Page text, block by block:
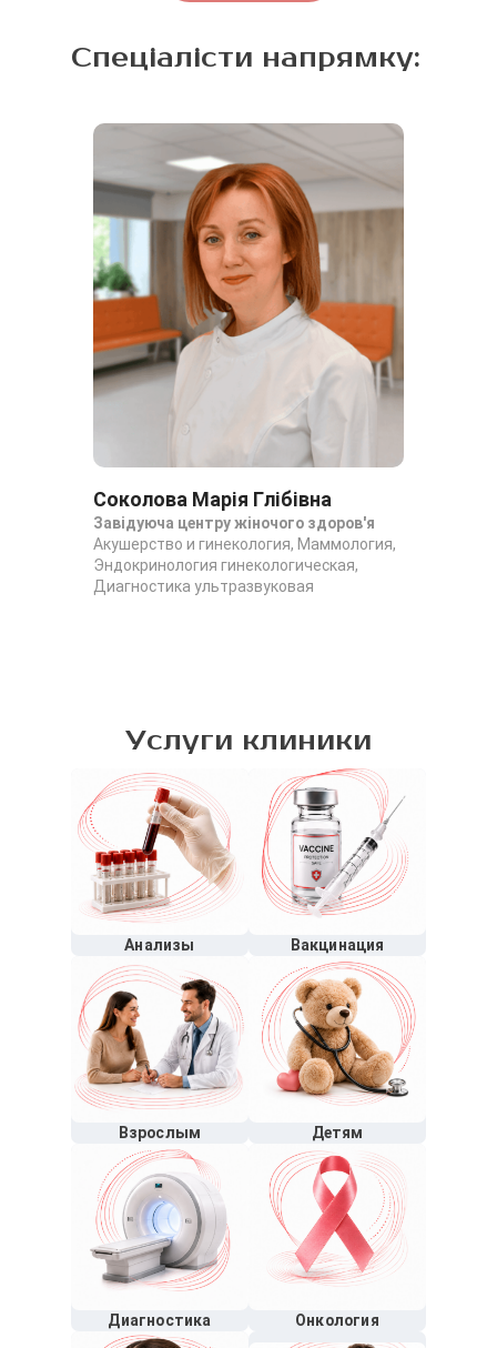
Спеціалісти напрямку:
Соколова Марія Глібівна
Завідуюча центру жіночого здоров'я
Акушерство и гинекология, Маммология,
Эндокринология гинекологическая,
Диагностика ультразвуковая
Услуги клиники
Анализы Вакцинация
Взрослым Детям
Диагностика Онкология